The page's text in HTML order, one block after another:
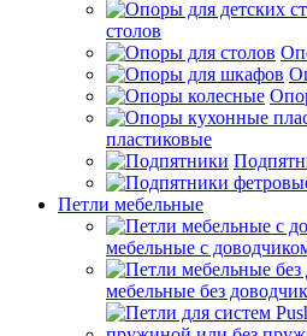
столов
пластиковые
Петли мебельные
мебельные с
мебельные без